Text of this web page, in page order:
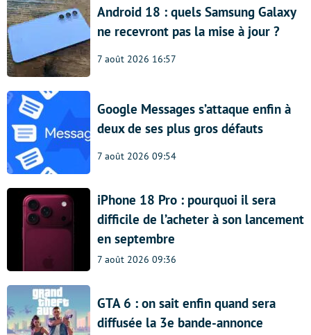
Android 18 : quels Samsung Galaxy
ne recevront pas la mise à jour ?
7 août 2026 16:57
Google Messages s’attaque enfin à
deux de ses plus gros défauts
7 août 2026 09:54
iPhone 18 Pro : pourquoi il sera
difficile de l’acheter à son lancement
en septembre
7 août 2026 09:36
GTA 6 : on sait enfin quand sera
diffusée la 3e bande-annonce